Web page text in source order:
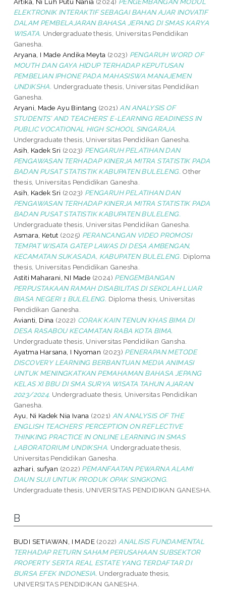
ELEKTRONIK INTERAKTIF SEBAGAI BAHAN AJAR INOVATIF
DALAM PEMBELAJARAN BAHASA JEPANG DI SMAS KARYA
WISATA. Undergraduate thesis, Universitas Pendidikan
Ganesha.
Aryana, I Made Andika Meyta (2023) PENGARUH WORD OF
MOUTH DAN GAYA HIDUP TERHADAP KEPUTUSAN
PEMBELIAN IPHONE PADA MAHASISWA MANAJEMEN
UNDIKSHA. Undergraduate thesis, Universitas Pendidikan
Ganesha.
Aryani, Made Ayu Bintang (2021) AN ANALYSIS OF
STUDENTS’ AND TEACHERS’ E-LEARNING READINESS IN
PUBLIC VOCATIONAL HIGH SCHOOL SINGARAJA.
Undergraduate thesis, Universitas Pendidikan Ganesha.
Asih, Kadek Sri (2023) PENGARUH PELATIHAN DAN
PENGAWASAN TERHADAP KINERJA MITRA STATISTIK PADA
BADAN PUSAT STATISTIK KABUPATEN BULELENG. Other
thesis, Universitas Pendidikan Ganesha.
Asih, Kadek Sri (2023) PENGARUH PELATIHAN DAN
PENGAWASAN TERHADAP KINERJA MITRA STATISTIK PADA
BADAN PUSAT STATISTIK KABUPATEN BULELENG.
Undergraduate thesis, Universitas Pendidikan Ganesha.
Asmara, Ketut (2025) PERANCANGAN VIDEO PROMOSI
TEMPAT WISATA GATEP LAWAS DI DESA AMBENGAN,
KECAMATAN SUKASADA, KABUPATEN BULELENG. Diploma
thesis, Universitas Pendidikan Ganesha.
Astiti Maharani, NI Made (2024) PENGEMBANGAN
PERPUSTAKAAN RAMAH DISABILITAS DI SEKOLAH LUAR
BIASA NEGERI 1 BULELENG. Diploma thesis, Universitas
Pendidikan Ganesha.
Avianti, Dina (2022) CORAK KAIN TENUN KHAS BIMA DI
DESA RASABOU KECAMATAN RABA KOTA BIMA.
Undergraduate thesis, Universitas Pendidikan Gansha.
Ayatma Harsana, I Nyoman (2023) PENERAPAN METODE
DISCOVERY LEARNING BERBANTUAN MEDIA ANIMASI
UNTUK MENINGKATKAN PEMAHAMAN BAHASA JEPANG
KELAS XI BBU DI SMA SURYA WISATA TAHUN AJARAN
2023/2024. Undergraduate thesis, Universitas Pendidikan
Ganesha.
Ayu, Ni Kadek Nia Ivana (2021) AN ANALYSIS OF THE
ENGLISH TEACHERS’ PERCEPTION ON REFLECTIVE
THINKING PRACTICE IN ONLINE LEARNING IN SMAS
LABORATORIUM UNDIKSHA. Undergraduate thesis,
Universitas Pendidikan Ganesha.
azhari, sufyan (2022) PEMANFAATAN PEWARNA ALAMI
DAUN SUJI UNTUK PRODUK OPAK SINGKONG.
Undergraduate thesis, UNIVERSITAS PENDIDIKAN GANESHA.
B
BUDI SETIAWAN, I MADE (2022) ANALISIS FUNDAMENTAL
TERHADAP RETURN SAHAM PERUSAHAAN SUBSEKTOR
PROPERTY SERTA REAL ESTATE YANG TERDAFTAR DI
BURSA EFEK INDONESIA. Undergraduate thesis,
UNIVERSITAS PENDIDIKAN GANESHA.